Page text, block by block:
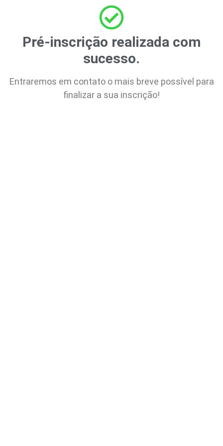
Pré-inscrição realizada com
sucesso.
Entraremos em contato o mais breve possível para
finalizar a sua inscrição!